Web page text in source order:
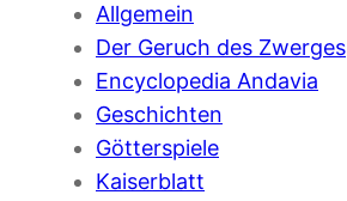
Allgemein
Der Geruch des Zwerges
Encyclopedia Andavia
Geschichten
Götterspiele
Kaiserblatt